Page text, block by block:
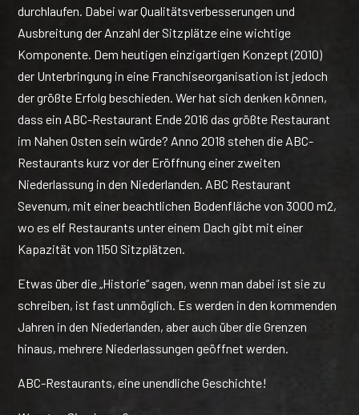
durchlaufen. Dabei war Qualitätsverbesserungen und
Ausbreitung der Anzahl der Sitzplätze eine wichtige
Komponente. Dem heutigen einzigartigen Konzept (2010)
der Unterbringung in eine Franchiseorganisation ist jedoch
der größte Erfolg beschieden. Wer hat sich denken können,
dass ein ABC-Restaurant Ende 2016 das größte Restaurant
im Nahen Osten sein würde? Anno 2018 stehen die ABC-
Restaurants kurz vor der Eröffnung einer zweiten
Niederlassung in den Niederlanden. ABC Restaurant
Sevenum, mit einer beachtlichen Bodenfläche von 3000 m2,
wo es elf Restaurants unter einem Dach gibt mit einer
Kapazität von 1150 Sitzplätzen.
Etwas über die „Historie“ sagen, wenn man dabei ist sie zu
schreiben, ist fast unmöglich. Es werden in den kommenden
Jahren in den Niederlanden, aber auch über die Grenzen
hinaus, mehrere Niederlassungen geöffnet werden.
ABC-Restaurants, eine unendliche Geschichte!